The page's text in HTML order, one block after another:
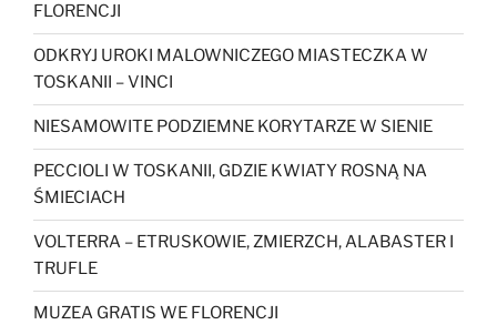
FLORENCJI
ODKRYJ UROKI MALOWNICZEGO MIASTECZKA W
TOSKANII – VINCI
NIESAMOWITE PODZIEMNE KORYTARZE W SIENIE
PECCIOLI W TOSKANII, GDZIE KWIATY ROSNĄ NA
ŚMIECIACH
VOLTERRA – ETRUSKOWIE, ZMIERZCH, ALABASTER I
TRUFLE
MUZEA GRATIS WE FLORENCJI